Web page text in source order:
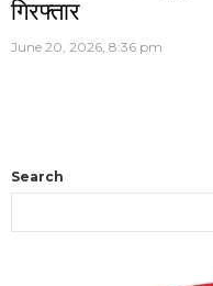
गिरफ्तार
June 20, 2026, 8:36 pm
Search